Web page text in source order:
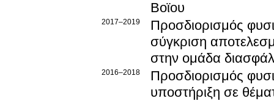
Βοϊου
2017–2019
Προσδιορισμός
σύγκριση
στην ομάδα
2016–2018
Προσδιορισμός
υποστήριξη σε